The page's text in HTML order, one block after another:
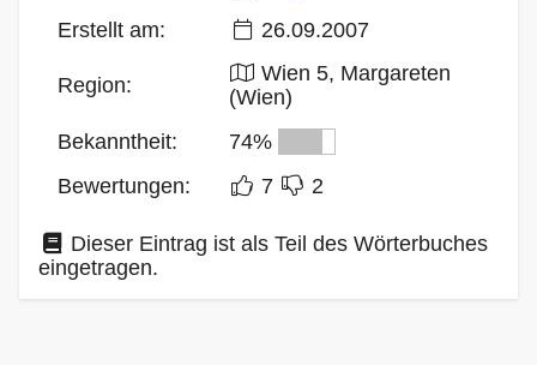
Erstellt am:
26.09.2007
Region:
Wien 5, Margareten
(Wien)
Bekanntheit:
74%
Bewertungen:
7 2
Dieser Eintrag ist als Teil des Wörterbuches
eingetragen.